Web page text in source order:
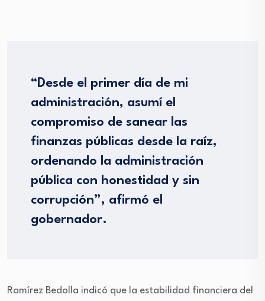
“Desde el primer día de mi
administración, asumí el
compromiso de sanear las
finanzas públicas desde la raíz,
ordenando la administración
pública con honestidad y sin
corrupción”, afirmó el
gobernador.
Ramírez Bedolla indicó que la estabilidad financiera del